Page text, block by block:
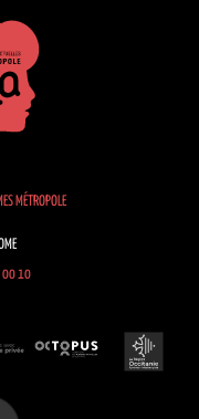
MÉTROPOLE
00 10